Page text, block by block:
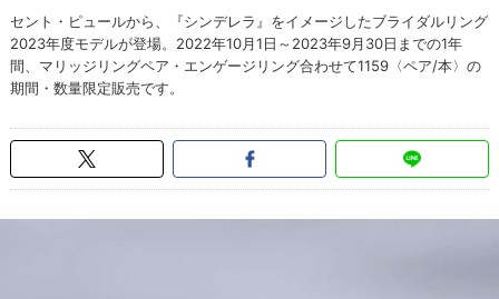
セント・ピュールから、『シンデレラ』をイメージしたブライダルリング
2023年度モデルが登場。2022年10月1日～2023年9月30日までの1年
間、マリッジリングペア・エンゲージリング合わせて1159〈ペア/本〉の
期間・数量限定販売です。